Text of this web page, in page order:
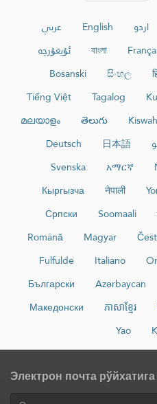
عربي English اردو
ئۇيغۇرچە
বাংলা
Bosanski
සිංහල
Tiếng Việt
Tagalog
മലയാളം
తెలుగు
Deutsch
日本語
Svenska
አማርኛ
Кыргызча
नेपाली
Српски
Soomaali
Română
Magyar
Fulfulde
Italiano
Български
Azərbaycan
Македонски
ភាសាខ្មែរ
Yao
Электрон почта